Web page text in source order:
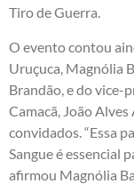
Tiro de Guerra.
O evento contou
Uruçuca, Magnólia
Brandão, e do vice-
Camacã, João
convidados. “Essa
Sangue é essencial
afirmou Magnólia